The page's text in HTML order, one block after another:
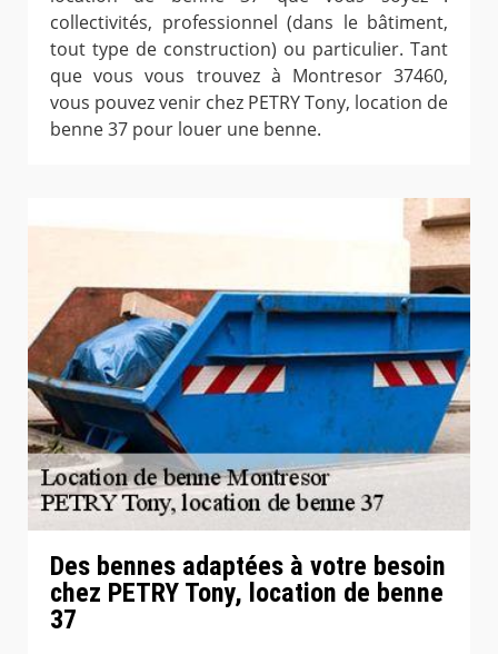
collectivités, professionnel (dans le bâtiment,
tout type de construction) ou particulier. Tant
que vous vous trouvez à Montresor 37460,
vous pouvez venir chez PETRY Tony, location de
benne 37 pour louer une benne.
Des bennes adaptées à votre besoin
chez PETRY Tony, location de benne
37